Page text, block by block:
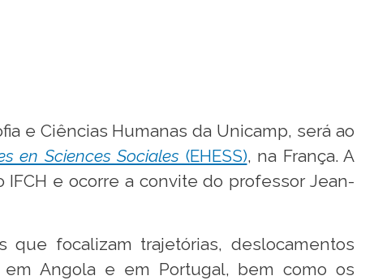
e Ciências Humanas da Unicamp, será ao
en Sciences Sociales (EHESS), na França. A
e ocorre a convite do professor Jean-
que focalizam trajetórias, deslocamentos
Angola e em Portugal, bem como os